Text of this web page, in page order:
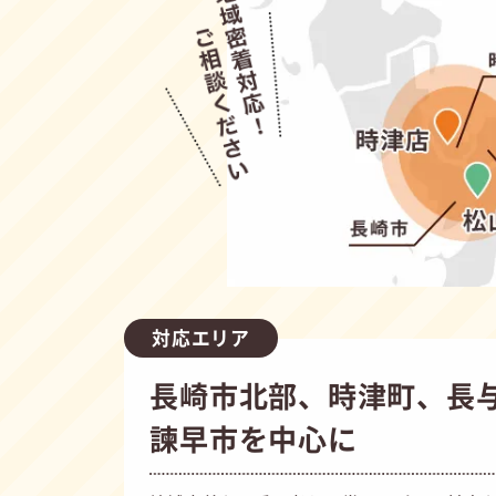
対応エリア
長崎市北部、時津町、長
諫早市を中心に